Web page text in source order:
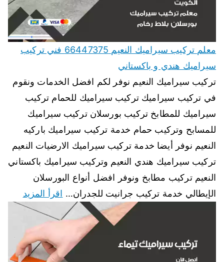
معلم تركيب سيراميك النعيم 66447375 فني تركيب
سيراميك هندي و باكستاني
تركيب سيراميك النعيم نوفر لكم افضل الخدمات ونقوم
في تركيب سيراميك تركيب سيراميك للحمام تركيب
سيراميك للمطابخ تركيب بورسلان تركيب سيراميك
للمسابح وتركيب حمام خدمة تركيب سيراميك باركيه
النعيم نوفر أيضا خدمة تركيب سيراميك الارضيات النعيم
تركيب سيراميك هندي النعيم وتركيب سيراميك باكستاني
النعيم تركيب مطابخ ونوفر افضل أنواع البورسلان
الإيطالي خدمة تركيب جرانيت للجدران… اقرأ المزيد